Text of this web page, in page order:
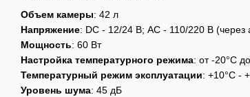
Объем камеры: 42 л
Напряжение: DC - 12/24 В; AC - 110/220 В (через
Мощность: 60 Вт
Настройка температурного режима: от -20°C
Температурный режим эксплуатации: +10°C -
Уровень шума: 45 дБ